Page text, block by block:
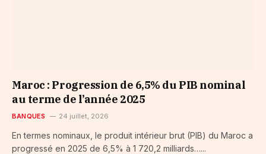
Maroc : Progression de 6,5% du PIB nominal
au terme de l’année 2025
BANQUES 24 juillet, 2026
En termes nominaux, le produit intérieur brut (PIB) du Maroc a
progressé en 2025 de 6,5% à 1 720,2 milliards…...